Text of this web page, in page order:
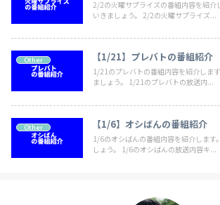
2/2の火曜サプライズの番組内容を紹介
いきましょう。 2/2の火曜サプライズ...
Other 【1/21】プレバトの番組紹介
1/21のプレバトの番組内容を紹介しま
ましょう。 1/21のプレバトの放送内...
Other 【1/6】オシばんの番組紹介
1/6のオシばんの番組内容を紹介します
しょう。 1/6のオシばんの放送内容キ...